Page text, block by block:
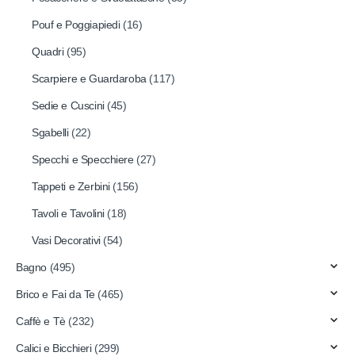
Pouf e Poggiapiedi (16)
Quadri (95)
Scarpiere e Guardaroba (117)
Sedie e Cuscini (45)
Sgabelli (22)
Specchi e Specchiere (27)
Tappeti e Zerbini (156)
Tavoli e Tavolini (18)
Vasi Decorativi (54)
Bagno (495)
Brico e Fai da Te (465)
Caffè e Tè (232)
Calici e Bicchieri (299)